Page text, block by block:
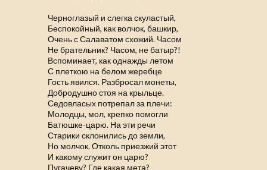
Черноглазый и слегка скуластый,
Беспокойный, как волчок, башкир,
Очень с Салаватом схожий. Часом
Не брательник? Часом, не батыр?!
Вспоминает, как однажды летом
С плеткою на белом жеребце
Гость явился. Разбросал монеты,
Добродушно стоя на крыльце.
Седовласых потрепал за плечи:
Молодцы, мол, крепко помогли
Батюшке-царю. На эти речи
Старики склонились до земли,
Но молчок. Отколь приезжий этот
И какому служит он царю?
Пугачеву? Где какая мета?